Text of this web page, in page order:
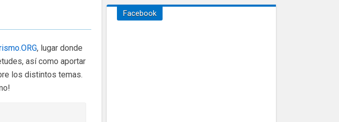
, lugar donde
así como aportar
los distintos temas.
Facebook